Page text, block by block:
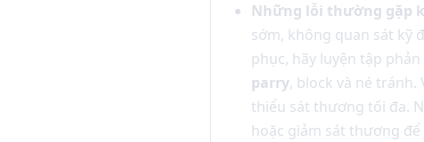
Những lỗi thường gặp
sớm, không quan sát kỹ
phục, hãy luyện tập
parry, block và né tránh.
thiểu sát thương tối đa.
hoặc giảm sát thương